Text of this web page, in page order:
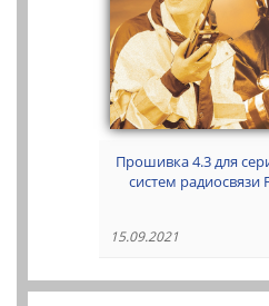
Прошивка 4.3 для
систем радиосвязи Freedom серии
15.09.2021